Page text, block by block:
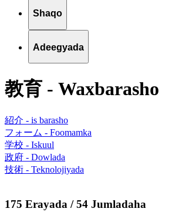
Shaqo
Adeegyada
教育 - Waxbarasho
紹介 - is barasho
フォーム - Foomamka
学校 - Iskuul
政府 - Dowlada
技術 - Teknolojiyada
175 Erayada / 54 Jumladaha